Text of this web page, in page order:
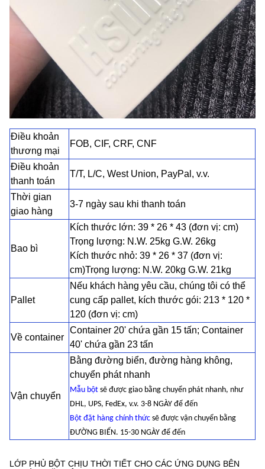
Điều khoản
thương mại
FOB, CIF, CRF, CNF
Điều khoản
thanh toán
T/T, L/C, West Union, PayPal, v.v.
Thời gian
giao hàng
3-7 ngày sau khi thanh toán
Bao bì
Kích thước lớn: 39 * 26 * 43 (đơn vị: cm)
Trọng lượng: N.W. 25kg G.W. 26kg
Kích thước nhỏ: 39 * 26 * 37 (đơn vị:
cm)Trọng lượng: N.W. 20kg G.W. 21kg
Pallet
Nếu khách hàng yêu cầu, chúng tôi có thể
cung cấp pallet, kích thước gói: 213 * 120 *
120 (đơn vị: cm)
Về container
Container 20' chứa gần 15 tấn; Container
40' chứa gần 23 tấn
Vận chuyển
Bằng đường biển, đường hàng không,
chuyển phát nhanh
Mẫu bột sẽ được giao bằng chuyển phát nhanh, như
DHL, UPS, FedEx, v.v. 3-8 NGÀY để đến
Bột đặt hàng chính thức sẽ được vận chuyển bằng
ĐƯỜNG BIỂN. 15-30 NGÀY để đến
LỚP PHỦ BỘT CHỊU THỜI TIẾT CHO CÁC ỨNG DỤNG BÊN